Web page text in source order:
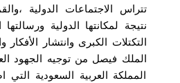
تتراس الاجتماعات الدولية
نتيجة لمكانتها الدولية
التكتلات الكبرى وانتشار
الملك فيصل من توجيه الجهود
المملكة العربية السعودية